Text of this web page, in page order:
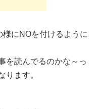
にNOを付けるように
を読んでるのかな～っ
ります。